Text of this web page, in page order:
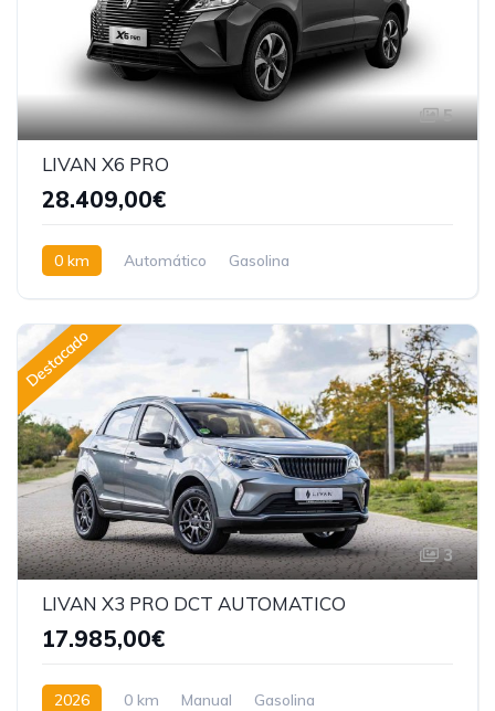
5
LIVAN X6 PRO
28.409,00€
0 km Automático
Gasolina
Destacado
3
LIVAN X3 PRO DCT AUTOMATICO
17.985,00€
2026 0 km Manual
Gasolina